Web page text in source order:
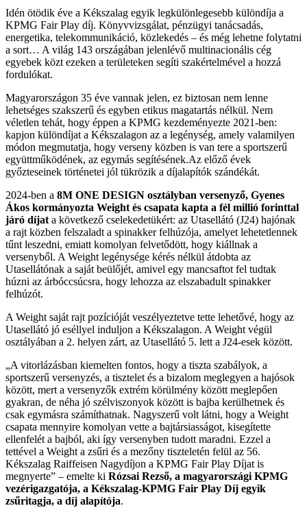
Idén ötödik éve a Kékszalag egyik legkülönlegesebb különdíja a
KPMG Fair Play díj. Könyvvizsgálat, pénzügyi tanácsadás,
energetika, telekommunikáció, közlekedés – és még lehetne folytatni
a sort… A világ 143 országában jelenlévő multinacionális cég
egyebek közt ezeken a területeken segíti szakértelmével a hozzá
fordulókat.
Magyarországon 35 éve vannak jelen, ez biztosan nem lenne
lehetséges szakszerű és egyben etikus magatartás nélkül. Nem
véletlen tehát, hogy éppen a KPMG kezdeményezte 2021-ben:
kapjon különdíjat a Kékszalagon az a legénység, amely valamilyen
módon megmutatja, hogy verseny közben is van tere a sportszerű
együttműködének, az egymás segítésének.Az előző évek
győzteseinek történetei jól tükrözik a díjalapítók szándékát.
2024-ben a 8M ONE DESIGN osztályban versenyző, Gyenes
Ákos kormányozta Weight és csapata kapta a fél millió forinttal
járó díjata következő cselekedetükért: az Utasellátó (J24) hajónak
a rajt közben felszaladt a spinakker felhúzója, amelyet lehetetlennek
tűnt leszedni, emiatt komolyan felvetődött, hogy kiállnak a
versenyből. A Weight legénysége kérés nélkül átdobta az
Utasellátónak a saját beülőjét, amivel egy mancsaftot fel tudtak
húzni az árbóccsúcsra, hogy lehozza az elszabadult spinakker
felhúzót.
A Weight saját rajt pozícióját veszélyeztetve tette lehetővé, hogy az
Utasellátó jó eséllyel induljon a Kékszalagon. A Weight végül
osztályában a 2. helyen zárt, az Utasellátó 5. lett a J24-esek között.
„A vitorlázásban kiemelten fontos, hogy a tiszta szabályok, a
sportszerű versenyzés, a tisztelet és a bizalom meglegyen a hajósok
között, mert a versenyzők extrém körülmény között meglepően
gyakran, de néha jó szélviszonyok között is bajba kerülhetnek és
csak egymásra számíthatnak. Nagyszerű volt látni, hogy a Weight
csapata mennyire komolyan vette a bajtársiasságot, kisegítette
ellenfelét a bajból, aki így versenyben tudott maradni. Ezzel a
tettével a Weight a zsűri és a mezőny tiszteletén felül az 56.
Kékszalag Raiffeisen Nagydíjon a KPMG Fair Play Díjat is
megnyerte” – emelte ki Rózsai Rezső, a magyarországi KPMG
vezérigazgatója, a Kékszalag-KPMG Fair Play Díj egyik
zsűritagja, a díj alapítója.